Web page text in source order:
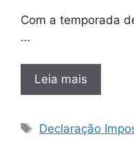
Com a temporada
…
Leia mais
Tags
Declaração